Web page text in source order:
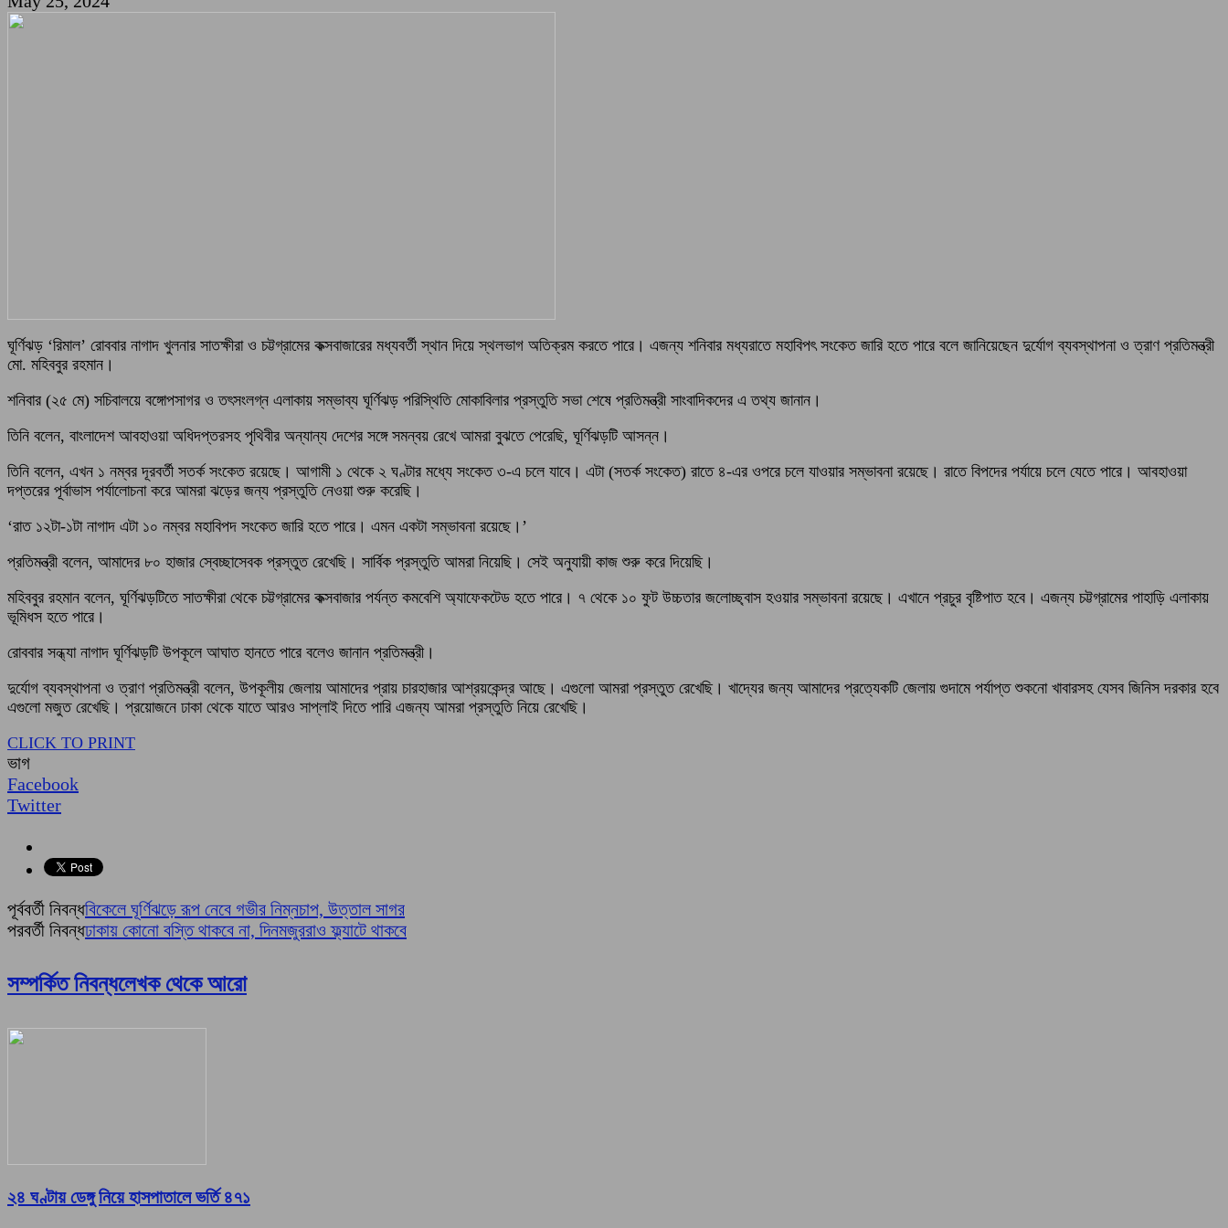
ঘূর্ণিঝড় ‘রিমাল’ রোববার নাগাদ খুলনার সাতক্ষীরা ও চট্টগ্রামের কক্সবাজারের মধ্যবর্তী স্থান দিয়ে স্থলভাগ অতিক্রম করতে পারে। এজন্য শনিবার মধ্যরাতে মহাবিপৎ সংকেত জারি হতে পারে বলে জানিয়েছেন দুর্যোগ ব্যবস্থাপনা ও ত্রাণ প্রতিমন্ত্রী
মো. মহিববুর রহমান।
শনিবার (২৫ মে) সচিবালয়ে বঙ্গোপসাগর ও তৎসংলগ্ন এলাকায় সম্ভাব্য ঘূর্ণিঝড় পরিস্থিতি মোকাবিলার প্রস্তুতি সভা শেষে প্রতিমন্ত্রী সাংবাদিকদের এ তথ্য জানান।
তিনি বলেন, বাংলাদেশ আবহাওয়া অধিদপ্তরসহ পৃথিবীর অন্যান্য দেশের সঙ্গে সমন্বয় রেখে আমরা বুঝতে পেরেছি, ঘূর্ণিঝড়টি আসন্ন।
তিনি বলেন, এখন ১ নম্বর দূরবর্তী সতর্ক সংকেত রয়েছে। আগামী ১ থেকে ২ ঘণ্টার মধ্যে সংকেত ৩-এ চলে যাবে। এটা (সতর্ক সংকেত) রাতে ৪-এর ওপরে চলে যাওয়ার সম্ভাবনা রয়েছে। রাতে বিপদের পর্যায়ে চলে যেতে পারে। আবহাওয়া
দপ্তরের পূর্বাভাস পর্যালোচনা করে আমরা ঝড়ের জন্য প্রস্তুতি নেওয়া শুরু করেছি।
‘রাত ১২টা-১টা নাগাদ এটা ১০ নম্বর মহাবিপদ সংকেত জারি হতে পারে। এমন একটা সম্ভাবনা রয়েছে।’
প্রতিমন্ত্রী বলেন, আমাদের ৮০ হাজার স্বেচ্ছাসেবক প্রস্তুত রেখেছি। সার্বিক প্রস্তুতি আমরা নিয়েছি। সেই অনুযায়ী কাজ শুরু করে দিয়েছি।
মহিববুর রহমান বলেন, ঘূর্ণিঝড়টিতে সাতক্ষীরা থেকে চট্টগ্রামের কক্সবাজার পর্যন্ত কমবেশি অ্যাফেকটেড হতে পারে। ৭ থেকে ১০ ফুট উচ্চতার জলোচ্ছ্বাস হওয়ার সম্ভাবনা রয়েছে। এখানে প্রচুর বৃষ্টিপাত হবে। এজন্য চট্টগ্রামের পাহাড়ি এলাকায়
ভূমিধস হতে পারে।
রোববার সন্ধ্যা নাগাদ ঘূর্ণিঝড়টি উপকূলে আঘাত হানতে পারে বলেও জানান প্রতিমন্ত্রী।
দুর্যোগ ব্যবস্থাপনা ও ত্রাণ প্রতিমন্ত্রী বলেন, উপকূলীয় জেলায় আমাদের প্রায় চারহাজার আশ্রয়কেন্দ্র আছে। এগুলো আমরা প্রস্তুত রেখেছি। খাদ্যের জন্য আমাদের প্রত্যেকটি জেলায় গুদামে পর্যাপ্ত শুকনো খাবারসহ যেসব জিনিস দরকার হবে
এগুলো মজুত রেখেছি। প্রয়োজনে ঢাকা থেকে যাতে আরও সাপ্লাই দিতে পারি এজন্য আমরা প্রস্তুতি নিয়ে রেখেছি।
CLICK TO PRINT
ভাগ
Facebook
Twitter
পূর্ববর্তী নিবন্ধবিকেলে ঘূর্ণিঝড়ে রূপ নেবে গভীর নিম্নচাপ, উত্তাল সাগর
পরবর্তী নিবন্ধঢাকায় কোনো বস্তি থাকবে না, দিনমজুররাও ফ্ল্যাটে থাকবে
সম্পর্কিত নিবন্ধলেখক থেকে আরো
২৪ ঘণ্টায় ডেঙ্গু নিয়ে হাসপাতালে ভর্তি ৪৭১